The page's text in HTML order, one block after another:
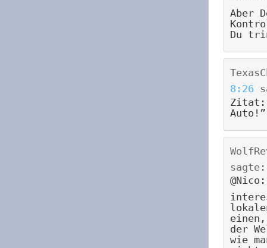
Aber
Du
8:26
Auto!”
sagte:
@Nico:
der
wie